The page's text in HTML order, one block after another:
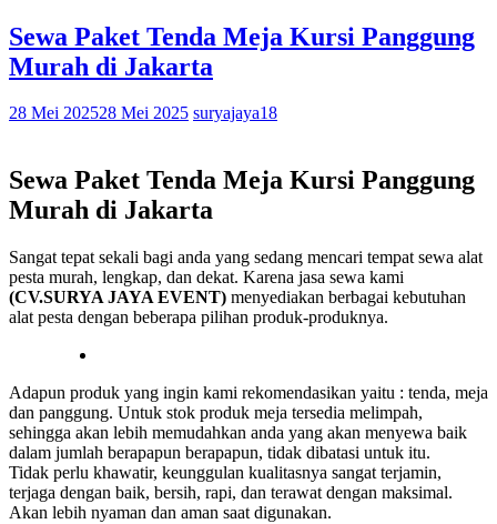
Sewa Paket Tenda Meja Kursi Panggung
Murah di Jakarta
28 Mei 202528 Mei 2025 suryajaya18
Sewa Paket Tenda Meja Kursi Panggung
Murah di Jakarta
Sangat tepat sekali bagi anda yang sedang mencari tempat sewa alat
pesta murah, lengkap, dan dekat. Karena jasa sewa kami
(CV.SURYA JAYA EVENT) menyediakan berbagai kebutuhan
alat pesta dengan beberapa pilihan produk-produknya.
Adapun produk yang ingin kami rekomendasikan yaitu : tenda, meja
dan panggung. Untuk stok produk meja tersedia melimpah,
sehingga akan lebih memudahkan anda yang akan menyewa baik
dalam jumlah berapapun berapapun, tidak dibatasi untuk itu.
Tidak perlu khawatir, keunggulan kualitasnya sangat terjamin,
terjaga dengan baik, bersih, rapi, dan terawat dengan maksimal.
Akan lebih nyaman dan aman saat digunakan.